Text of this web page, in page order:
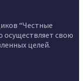
“Честные
осуществляет свою
целей.